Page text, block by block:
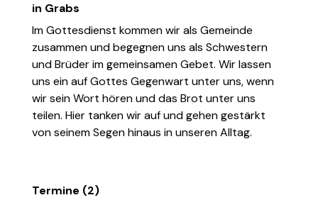
in Grabs
Im Gottesdienst kommen wir als Gemeinde
zusammen und begegnen uns als Schwestern
und Brüder im gemeinsamen Gebet. Wir lassen
uns ein auf Gottes Gegenwart unter uns, wenn
wir sein Wort hören und das Brot unter uns
teilen. Hier tanken wir auf und gehen gestärkt
von seinem Segen hinaus in unseren Alltag.
Termine (2)